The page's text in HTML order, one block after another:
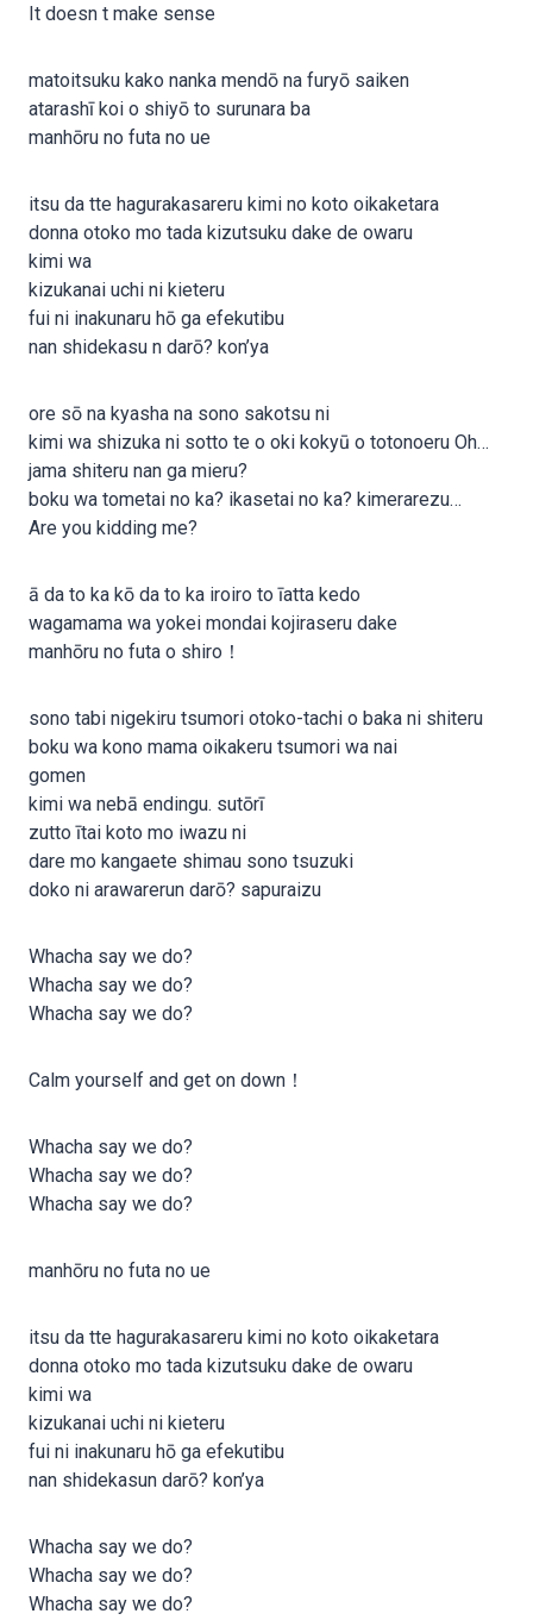
It doesn t make sense
matoitsuku kako nanka mendō na furyō saiken
atarashī koi o shiyō to surunara ba
manhōru no futa no ue
itsu da tte hagurakasareru kimi no koto oikaketara
donna otoko mo tada kizutsuku dake de owaru
kimi wa
kizukanai uchi ni kieteru
fui ni inakunaru hō ga efekutibu
nan shidekasu n darō? kon’ya
ore sō na kyasha na sono sakotsu ni
kimi wa shizuka ni sotto te o oki kokyū o totonoeru Oh…
jama shiteru nan ga mieru?
boku wa tometai no ka? ikasetai no ka? kimerarezu…
Are you kidding me?
ā da to ka kō da to ka iroiro to īatta kedo
wagamama wa yokei mondai kojiraseru dake
manhōru no futa o shiro！
sono tabi nigekiru tsumori otoko-tachi o baka ni shiteru
boku wa kono mama oikakeru tsumori wa nai
gomen
kimi wa nebā endingu. sutōrī
zutto ītai koto mo iwazu ni
dare mo kangaete shimau sono tsuzuki
doko ni arawarerun darō? sapuraizu
Whacha say we do?
Whacha say we do?
Whacha say we do?
Calm yourself and get on down！
Whacha say we do?
Whacha say we do?
Whacha say we do?
manhōru no futa no ue
itsu da tte hagurakasareru kimi no koto oikaketara
donna otoko mo tada kizutsuku dake de owaru
kimi wa
kizukanai uchi ni kieteru
fui ni inakunaru hō ga efekutibu
nan shidekasun darō? kon’ya
Whacha say we do?
Whacha say we do?
Whacha say we do?